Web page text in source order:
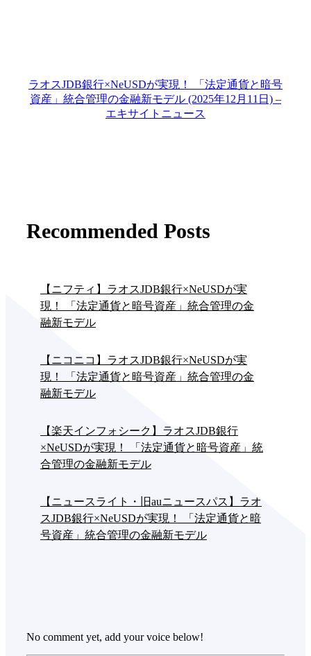
ラオスJDB銀行×NeUSDが実現！ 「法定通貨と暗号
資産」統合管理の金融新モデル (2025年12月11日) –
エキサイトニュース
Recommended Posts
【ニフティ】ラオスJDB銀行×NeUSDが実
現！ 「法定通貨と暗号資産」統合管理の金
融新モデル
【ニコニコ】ラオスJDB銀行×NeUSDが実
現！ 「法定通貨と暗号資産」統合管理の金
融新モデル
【楽天インフォシーク】ラオスJDB銀行
×NeUSDが実現！ 「法定通貨と暗号資産」統
合管理の金融新モデル
【ニュースライト・旧auニュースパス】ラオ
スJDB銀行×NeUSDが実現！ 「法定通貨と暗
号資産」統合管理の金融新モデル
No comment yet, add your voice below!